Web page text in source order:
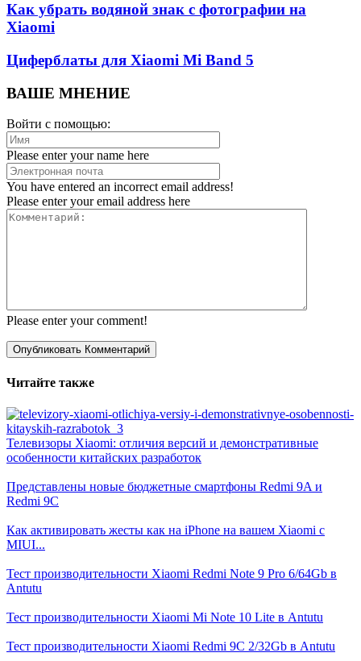
Как убрать водяной знак с фотографии на
Xiaomi
Циферблаты для Xiaomi Mi Band 5
ВАШЕ МНЕНИЕ
Войти с помощью:
Please enter your name here
You have entered an incorrect email address!
Please enter your email address here
Please enter your comment!
Читайте также
Телевизоры Xiaomi: отличия версий и демонстративные
особенности китайских разработок
Представлены новые бюджетные смартфоны Redmi 9A и
Redmi 9C
Как активировать жесты как на iPhone на вашем Xiaomi с
MIUI...
Тест производительности Xiaomi Redmi Note 9 Pro 6/64Gb в
Antutu
Тест производительности Xiaomi Mi Note 10 Lite в Antutu
Тест производительности Xiaomi Redmi 9C 2/32Gb в Antutu